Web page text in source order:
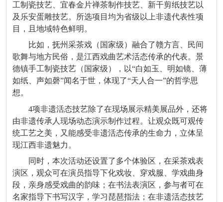
工制瓷技艺、宜春金片禅茶制作技艺、新干剪纸技艺以
及乐安蛋雕技艺。所选项目均为省级以上非遗代表性项
目，且地域特色鲜明。
比如，抚州采茶戏（国家级）融合了赣方言、民间
歌舞与地方民俗，是江西戏曲艺术活态传承的代表。景
德镇手工制瓷技艺（国家级），以“白如玉、明如镜、薄
如纸、声如磬”闻名于世，体现了“天人合一”的哲学思
想。
4项非遗活态技艺除了在现场展示精美展品外，还将
由非遗传承人现场动态演示制作过程。让观众既可观传
统工艺之美，又能感受非遗活态传承的生命力，立体呈
现江西非遗魅力。
同时，本次活动还设置了多个体验区，在采茶戏表
演区，观众可在演员指导下化戏妆、穿戏服、学戏曲身
段，亲身感受戏曲的韵味；在书法表演区，参与者可在
名家指导下书写汉字，学习琵琶指法；在非遗活态技艺